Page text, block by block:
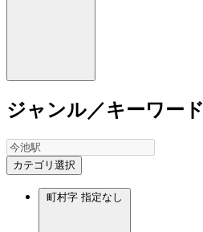
ジャンル／キーワード
カテゴリ選択
町村字 指定なし